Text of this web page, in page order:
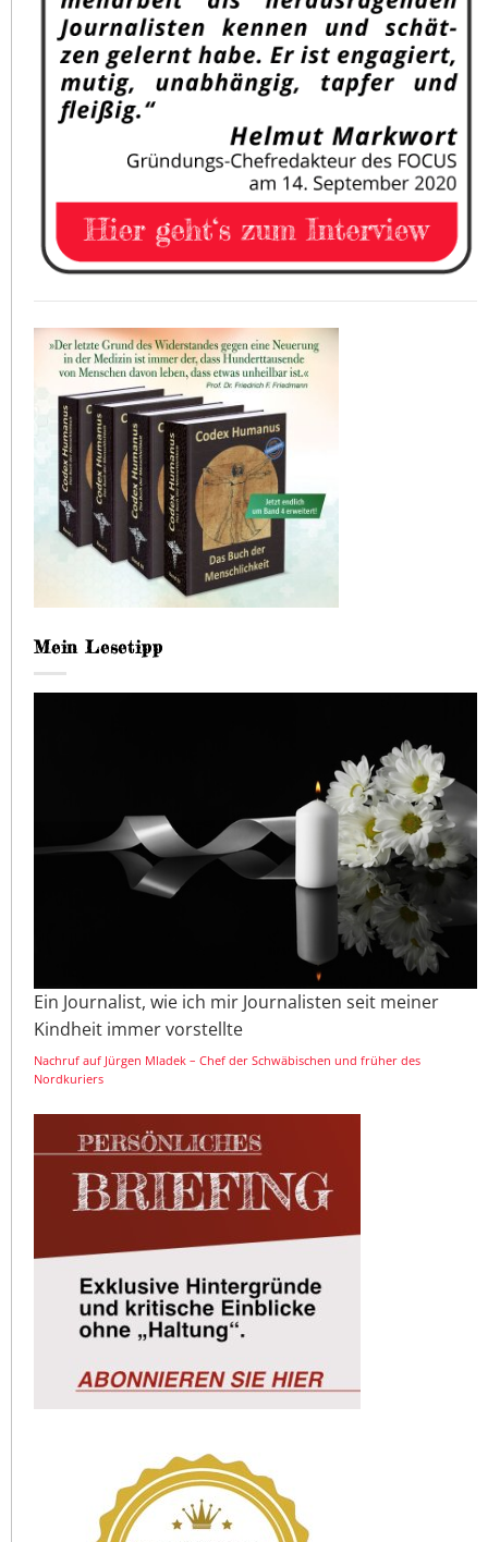
Mein Lesetipp
Ein Journalist, wie ich mir Journalisten seit meiner
Kindheit immer vorstellte
Nachruf auf Jürgen Mladek – Chef der Schwäbischen und früher des
Nordkuriers